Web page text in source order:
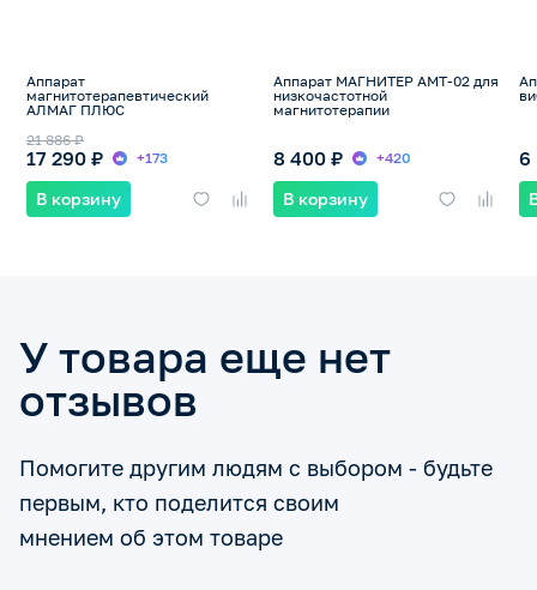
Аппарат
магнитотерапевтический
АЛМАГ ПЛЮС
17 290 ₽
21 886 ₽
+173
В корзину
Аппарат МАГНИТЕР АМТ-02 для
низкочастотной
магнитотерапии
8 400 ₽ +420
В корзину
6
У товара еще нет
отзывов
Помогите другим людям с выбором - будьте
первым, кто поделится своим
мнением об этом товаре